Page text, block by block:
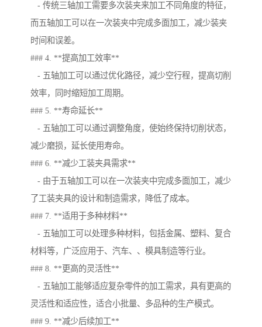
- 传统三轴加工需要多次装夹来加工不同角度的特征，
而五轴加工可以在一次装夹中完成多面加工，减少装夹
时间和误差。
### 4. **提高加工效率**
- 五轴加工可以通过优化路径，减少空行程，提高切削
效率，同时缩短加工周期。
### 5. **寿命延长**
- 五轴加工可以通过调整角度，使始终保持切削状态，
减少磨损，延长使用寿命。
### 6. **减少工装夹具需求**
- 由于五轴加工可以在一次装夹中完成多面加工，减少
了工装夹具的设计和制造需求，降低了成本。
### 7. **适用于多种材料**
- 五轴加工可以处理多种材料，包括金属、塑料、复合
材料等，广泛应用于、汽车、、模具制造等行业。
### 8. **更高的灵活性**
- 五轴加工能够适应复杂零件的加工需求，具有更高的
灵活性和适应性，适合小批量、多品种的生产模式。
### 9. **减少后续加工**